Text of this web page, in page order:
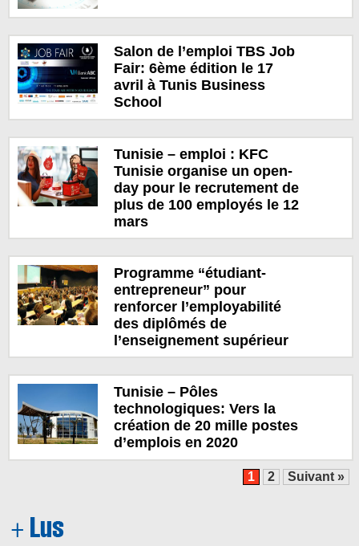
Salon de l’emploi TBS Job
Fair: 6ème édition le 17
avril à Tunis Business
School
Tunisie – emploi : KFC
Tunisie organise un open-
day pour le recrutement de
plus de 100 employés le 12
mars
Programme “étudiant-
entrepreneur” pour
renforcer l’employabilité
des diplômés de
l’enseignement supérieur
Tunisie – Pôles
technologiques: Vers la
création de 20 mille postes
d’emplois en 2020
1 2 Suivant »